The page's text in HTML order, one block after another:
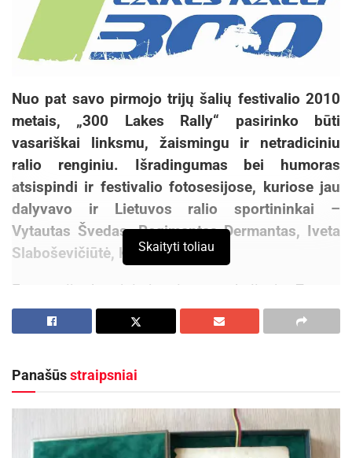
Nuo pat savo pirmojo trijų šalių festivalio 2010
metais, „300 Lakes Rally“ pasirinko būti
vasariškai linksmu, žaismingu ir netradiciniu
ralio renginiu. Išradingumas bei humoras
atsispindi ir festivalio fotosesijose, kuriose jau
dalyvavo ir Lietuvos ralio sportininkai –
Vytautas Švedas, Regimantas Dermantas, Iveta
Slaboševičiūtė, Kęstutis Būzius.
Fotosesijų herojai, jau įprasta, keliauja Zarasų
apylinkėmis įvairiausiais būdais – valtimis,
pėsčiomis, jachtomis. Tačiau visur kartu –
Šiais metais prie video ir fotosesijos prisidėjo
oficiali Škoda Auto Lietuva ralio komanda „Rimo
Martin Sport“.
Skaityti toliau
Panašūsstraipsniai